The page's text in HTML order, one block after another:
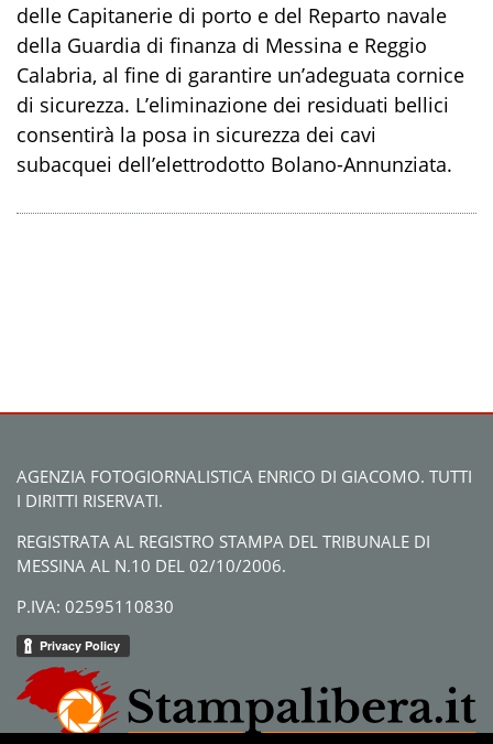
delle Capitanerie di porto e del Reparto navale
della Guardia di finanza di Messina e Reggio
Calabria, al fine di garantire un’adeguata cornice
di sicurezza. L’eliminazione dei residuati bellici
consentirà la posa in sicurezza dei cavi
subacquei dell’elettrodotto Bolano-Annunziata.
AGENZIA FOTOGIORNALISTICA ENRICO DI GIACOMO. TUTTI
I DIRITTI RISERVATI.
REGISTRATA AL REGISTRO STAMPA DEL TRIBUNALE DI
MESSINA AL N.10 DEL 02/10/2006.
P.IVA: 02595110830